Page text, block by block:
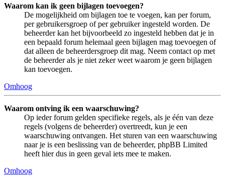
Waarom kan ik geen bijlagen toevoegen?
De mogelijkheid om bijlagen toe te voegen, kan per forum,
per gebruikersgroep of per gebruiker ingesteld worden. De
beheerder kan het bijvoorbeeld zo ingesteld hebben dat je in
een bepaald forum helemaal geen bijlagen mag toevoegen of
dat alleen de beheerdersgroep dit mag. Neem contact op met
de beheerder als je niet zeker weet waarom je geen bijlagen
kan toevoegen.
Omhoog
Waarom ontving ik een waarschuwing?
Op ieder forum gelden specifieke regels, als je één van deze
regels (volgens de beheerder) overtreedt, kun je een
waarschuwing ontvangen. Het sturen van een waarschuwing
naar je is een beslissing van de beheerder, phpBB Limited
heeft hier dus in geen geval iets mee te maken.
Omhoog